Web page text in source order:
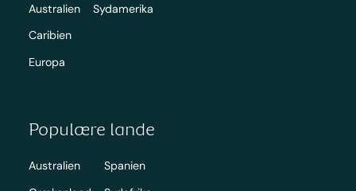
Australien
Caribien
Europa
Sydamerika
Populære lande
Australien
Spanien